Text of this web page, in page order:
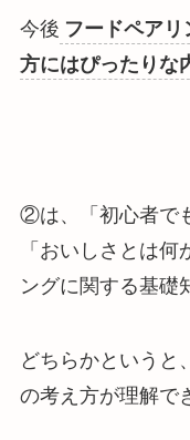
今後 フードペア
方にはぴったりな
②は、「初心者で
「おいしさとは
ングに関する基礎
どちらかという
の考え方が理解で